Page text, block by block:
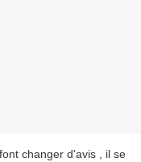
changer d'avis , il se